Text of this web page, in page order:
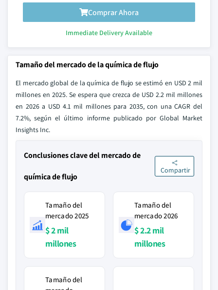
Comprar Ahora
Immediate Delivery Available
Tamaño del mercado de la química de flujo
El mercado global de la química de flujo se estimó en USD 2 mil
millones en 2025. Se espera que crezca de USD 2.2 mil millones
en 2026 a USD 4.1 mil millones para 2035, con una CAGR del
7.2%, según el último informe publicado por Global Market
Insights Inc.
Conclusiones clave del mercado de
química de flujo
Compartir
Tamaño del
mercado 2025
$ 2 mil
millones
Tamaño del
mercado 2026
$ 2.2 mil
millones
Tamaño del